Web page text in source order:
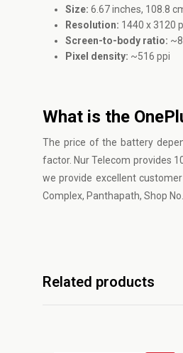
Size: 6.67 inches, 108.8
Resolution: 1440 x 3120
Screen-to-body ratio:
Pixel density: ~516 ppi
What is the
The price of the battery
factor. Nur Telecom provides
we provide excellent
Complex, Panthapath, Shop
Related products